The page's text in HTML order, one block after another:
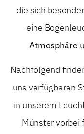
die sich
eine
Atmosphäre
Nachfolgend
uns verfügbaren
in unserem
Münster vorbei